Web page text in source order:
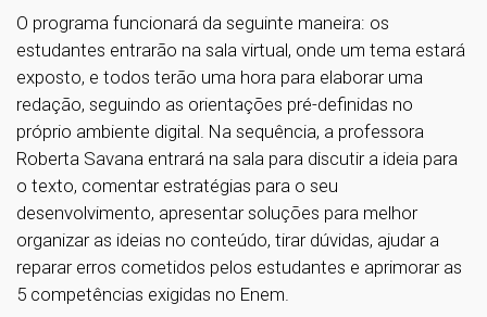
O programa funcionará da seguinte maneira: os
estudantes entrarão na sala virtual, onde um tema estará
exposto, e todos terão uma hora para elaborar uma
redação, seguindo as orientações pré-definidas no
próprio ambiente digital. Na sequência, a professora
Roberta Savana entrará na sala para discutir a ideia para
o texto, comentar estratégias para o seu
desenvolvimento, apresentar soluções para melhor
organizar as ideias no conteúdo, tirar dúvidas, ajudar a
reparar erros cometidos pelos estudantes e aprimorar as
5 competências exigidas no Enem.